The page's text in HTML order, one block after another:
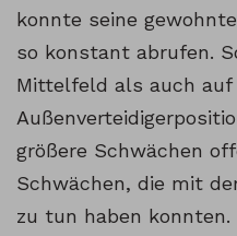
konnte seine
so konstant abrufen.
Mittelfeld als auch auf
größere Schwächen
Schwächen, die mit
zu tun haben konnten.